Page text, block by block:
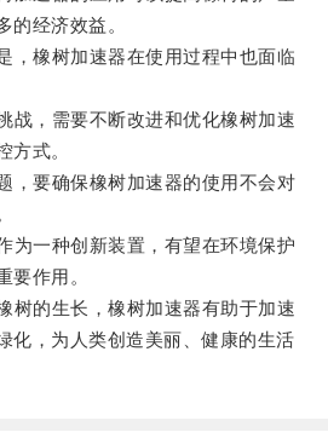
的经济效益。
橡树加速器在使用过程中也面临
，需要不断改进和优化橡树加速
方式。
要确保橡树加速器的使用不会对
一种创新装置，有望在环境保护
要作用。
的生长，橡树加速器有助于加速
化，为人类创造美丽、健康的生活